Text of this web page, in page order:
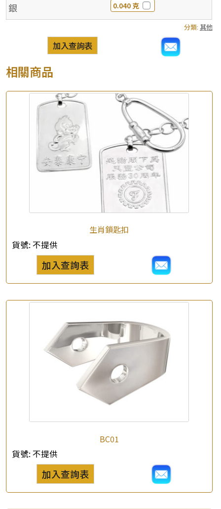
產品查詢 ×
*你的名字
*e-mail
*聯絡電話
查詢以下產品
銀 0.040 克
分類: 其他
加入查詢表
相關商品
生肖鎖匙扣
貨號: 不提供
加入查詢表
BC01
貨號: 不提供
加入查詢表